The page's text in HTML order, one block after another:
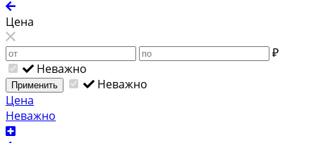
Цена
₽
Неважно
Применить
Неважно
Цена
Неважно